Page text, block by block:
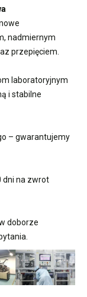
nadmiernym
przepięciem.
laboratoryjnym
i stabilne
– gwarantujemy
dni na zwrot
doborze